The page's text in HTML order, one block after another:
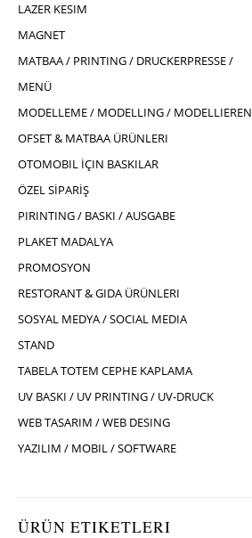
LAZER KESIM
MAGNET
MATBAA / PRINTING / DRUCKERPRESSE /
MENÜ
MODELLEME / MODELLING / MODELLIEREN
OFSET & MATBAA ÜRÜNLERI
OTOMOBIL İÇIN BASKILAR
ÖZEL SİPARİŞ
PIRINTING / BASKI / AUSGABE
PLAKET MADALYA
PROMOSYON
RESTORANT & GIDA ÜRÜNLERI
SOSYAL MEDYA / SOCIAL MEDIA
STAND
TABELA TOTEM CEPHE KAPLAMA
UV BASKI / UV PRINTING / UV-DRUCK
WEB TASARIM / WEB DESING
YAZILIM / MOBIL / SOFTWARE
ÜRÜN ETIKETLERI